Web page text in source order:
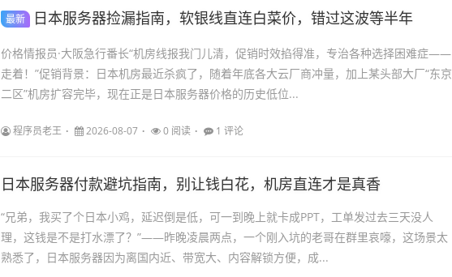
最新 日本服务器捡漏指南，软银线直连白菜价，错过这波等半年
价格情报员·大阪急行番长“机房线报我门儿清，促销时效掐得准，专治各种选择困难症——
走着！”促销背景：日本机房最近杀疯了，随着年底各大云厂商冲量，加上某头部大厂“东京
二区”机房扩容完毕，现在正是日本服务器价格的历史低位...
程序员老王 2026-08-07 0 阅读 1 评论
日本服务器付款避坑指南，别让钱白花，机房直连才是真香
“兄弟，我买了个日本小鸡，延迟倒是低，可一到晚上就卡成PPT，工单发过去三天没人
理，这钱是不是打水漂了？”——昨晚凌晨两点，一个刚入坑的老哥在群里哀嚎，这场景太
熟悉了，日本服务器因为离国内近、带宽大、内容解锁方便，成...